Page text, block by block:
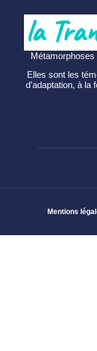
Elles sont les
d’adaptation, à la
Mentions